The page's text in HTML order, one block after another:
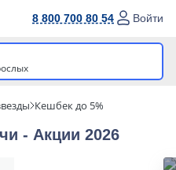
8 800 700 80 54 Войти
Кешбек до 5%
- Акции 2026